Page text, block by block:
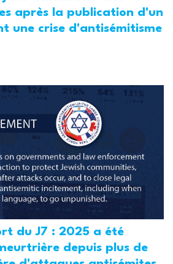
après la publication d'un
une crise d'antisémitisme
du J7 : 2025 a été
depuis plus de